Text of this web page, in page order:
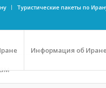
Туристические пакеты по
Информация об Иране